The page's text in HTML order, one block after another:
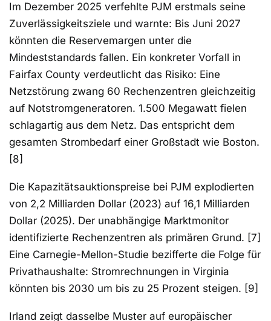
Im Dezember 2025 verfehlte PJM erstmals seine
Zuverlässigkeitsziele und warnte: Bis Juni 2027
könnten die Reservemargen unter die
Mindeststandards fallen. Ein konkreter Vorfall in
Fairfax County verdeutlicht das Risiko: Eine
Netzstörung zwang 60 Rechenzentren gleichzeitig
auf Notstromgeneratoren. 1.500 Megawatt fielen
schlagartig aus dem Netz. Das entspricht dem
gesamten Strombedarf einer Großstadt wie Boston.
[8]
Die Kapazitätsauktionspreise bei PJM explodierten
von 2,2 Milliarden Dollar (2023) auf 16,1 Milliarden
Dollar (2025). Der unabhängige Marktmonitor
identifizierte Rechenzentren als primären Grund. [7]
Eine Carnegie-Mellon-Studie bezifferte die Folge für
Privathaushalte: Stromrechnungen in Virginia
könnten bis 2030 um bis zu 25 Prozent steigen. [9]
Irland zeigt dasselbe Muster auf europäischer